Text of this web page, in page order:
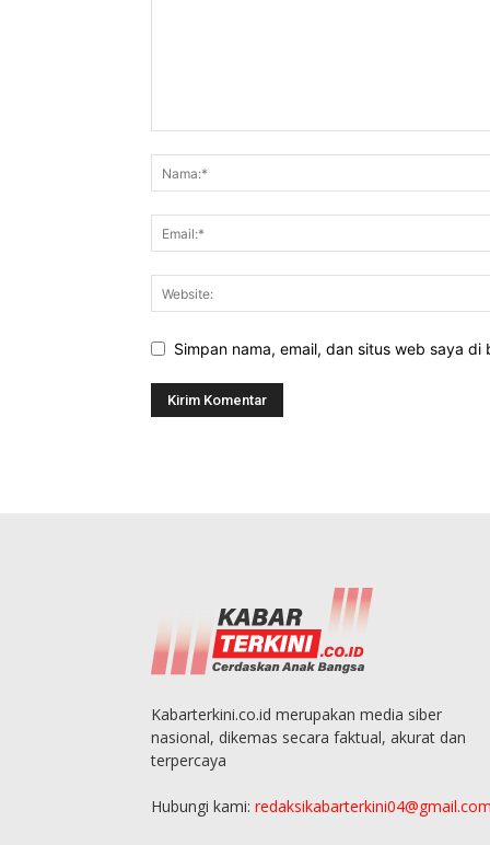
Simpan nama, email, dan situs web saya
Kabarterkini.co.id merupakan media siber
nasional, dikemas secara faktual, akurat dan
terpercaya
Hubungi kami: redaksikabarterkini04@gmail.com